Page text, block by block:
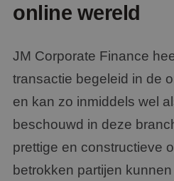
online wereld
JM Corporate Finance
transactie begeleid in de
en kan zo inmiddels wel
beschouwd in deze
prettige en constructieve
betrokken partijen